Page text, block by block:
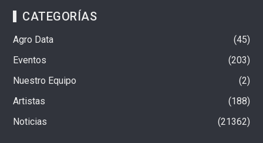
CATEGORÍAS
Agro Data
45
Eventos
203
Nuestro Equipo
2
Artistas
188
Noticias
21362